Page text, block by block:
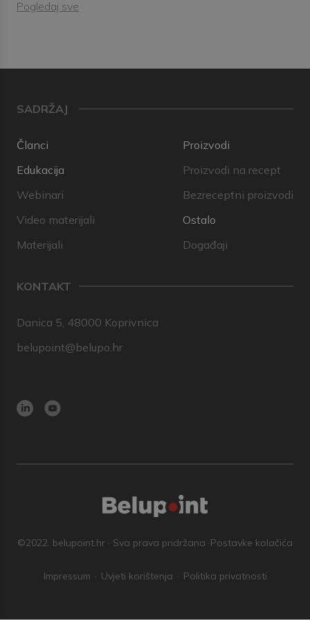
Pogledaj sve
SADRŽAJ
Članci
Edukacija
Webinari
Video materijali
Materijali
Proizvodi
Proizvodi na recept
Bezreceptni proizvodi
Ostalo
Događaji
KONTAKT
Danica 5, 48000 Koprivnica
belupoint@belupo.hr
©2022. belupoint.hr · Sva prava pridržana ·Postavke kolačića
Impressum Uvjeti korištenja Politika privatnosti